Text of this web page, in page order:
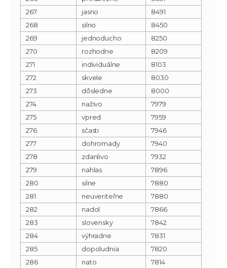
267
jasno
8491
268
silno
8450
269
jednoducho
8250
270
rozhodne
8209
271
individuálne
8103
272
skvele
8030
273
dôsledne
8000
274
naživo
7979
275
vpred
7959
276
sčasti
7946
277
dohromady
7940
278
zdanlivo
7932
279
nahlas
7896
280
silne
7880
281
neuveriteľne
7880
282
nadol
7866
283
slovensky
7842
284
výhradne
7831
285
dopoludnia
7820
286
nato
7814